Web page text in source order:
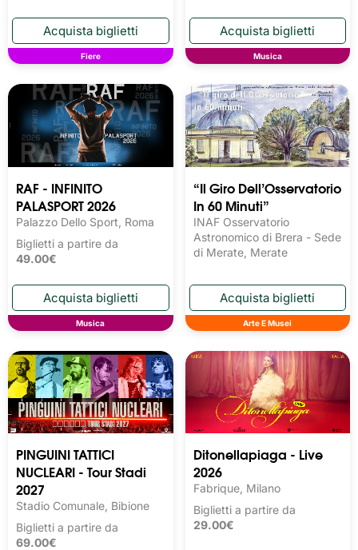
Fiere Musica
RAF - INFINITO
PALASPORT 2026
Palazzo Dello Sport, Roma
Biglietti a partire da
49.00€
Musica
“Il Giro Dell’Osservatorio
In 60 Minuti”
INAF Osservatorio
Astronomico di Brera - Sede
di Merate, Merate
Arte E Musei
PINGUINI TATTICI
NUCLEARI - Tour Stadi
2027
Stadio Comunale, Bibione
Biglietti a partire da
69.00€
Ditonellapiaga - Live
2026
Fabrique, Milano
Biglietti a partire da
29.00€